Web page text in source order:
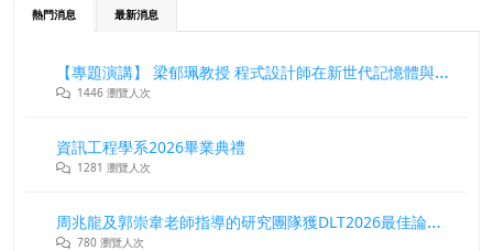
熱門消息 最新消息
【專題演講】 梁郁珮教授 程式設計師在新世代記憶體與儲存系統中的角色與挑戰
1446 瀏覽人次
資訊工程學系2026畢業典禮
1281 瀏覽人次
周兆龍及郭崇韋老師指導的研究團隊獲DLT2026最佳論文獎
780 瀏覽人次